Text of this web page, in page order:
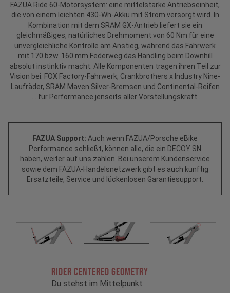
FAZUA Ride 60-Motorsystem: eine mittelstarke Antriebseinheit,
die von einem leichten 430-Wh-Akku mit Strom versorgt wird. In
Kombination mit dem SRAM GX-Antrieb liefert sie ein
gleichmäßiges, natürliches Drehmoment von 60 Nm für eine
unvergleichliche Kontrolle am Anstieg, während das Fahrwerk
mit 170 bzw. 160 mm Federweg das Handling beim Downhill
absolut instinktiv macht. Alle Komponenten tragen ihren Teil zur
Vision bei: FOX Factory-Fahrwerk, Crankbrothers x Industry Nine-
Laufräder, SRAM Maven Silver-Bremsen und Continental-Reifen
… für Performance jenseits aller Vorstellungskraft.
FAZUA Support: Auch wenn FAZUA/Porsche eBike
Performance schließt, können alle, die ein DECOY SN
haben, weiter auf uns zählen. Bei unserem Kundenservice
sowie dem FAZUA-Handelsnetzwerk gibt es auch künftig
Ersatzteile, Service und lückenlosen Garantiesupport.
RIDER CENTERED GEOMETRY
Du stehst im Mittelpunkt